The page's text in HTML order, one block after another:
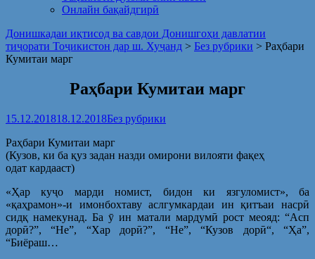
Онлайн бақайдгирӣ
Донишкадаи иқтисод ва савдои Донишгоҳи давлатии
тиҷорати Тоҷикистон дар ш. Хуҷанд > Без рубрики > Раҳбари
Кумитаи марг
Раҳбари Кумитаи марг
15.12.201818.12.2018Без рубрики
Раҳбари Кумитаи марг
(Кузов, ки ба қуз задан назди омирони вилояти фақеҳ
одат кардааст)
«Ҳар куҷо марди номист, бидон ки язгуломист», ба
«қаҳрамон»-и имонбохтаву аслгумкардаи ин қитъаи насрӣ
сидқ намекунад. Ба ӯ ин матали мардумӣ рост меояд: “Асп
дорӣ?”, “Не”, “Хар дорӣ?”, “Не”, “Кузов дорӣ“, “Ҳа”,
“Биёраш…